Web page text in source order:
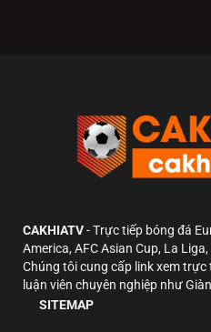
CAKHIATV- Trực tiếp bóng đá
America, AFC Asian Cup, La
Chúng tôi cung cấp link xem trực
luận viên chuyên nghiệp như
SITEMAP